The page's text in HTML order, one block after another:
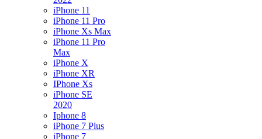
iPhone 11
iPhone 11 Pro
iPhone Xs Max
iPhone 11 Pro
Max
iPhone X
iPhone XR
IPhone Xs
iPhone SE
2020
Iphone 8
iPhone 7 Plus
iPhone 7